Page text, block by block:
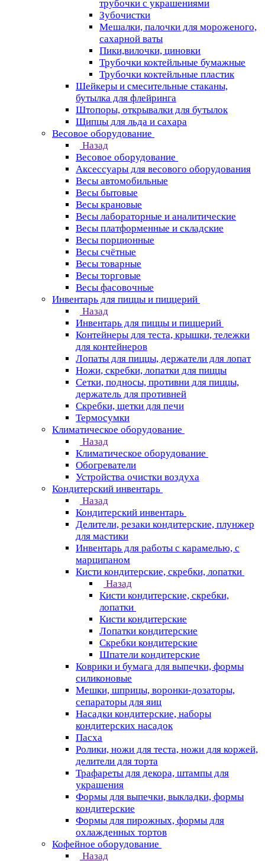
трубочки с украшениями
Зубочистки
Мешалки, палочки для мороженого,
сахарной ваты
Пики,вилочки, циновки
Трубочки коктейльные бумажные
Трубочки коктейльные пластик
Шейкеры и смесительные стаканы,
бутылка для флейринга
Штопоры, открывалки для бутылок
Щипцы для льда и сахара
Весовое оборудование
Назад
Весовое оборудование
Аксессуары для весового оборудования
Весы автомобильные
Весы бытовые
Весы крановые
Весы лабораторные и аналитические
Весы платформенные и складские
Весы порционные
Весы счётные
Весы товарные
Весы торговые
Весы фасовочные
Инвентарь для пиццы и пиццерий
Назад
Инвентарь для пиццы и пиццерий
Контейнеры для теста, крышки, тележки
для контейнеров
Лопаты для пиццы, держатели для лопат
Ножи, скребки, лопатки для пиццы
Сетки, подносы, противни для пиццы,
держатель для противней
Скребки, щетки для печи
Термосумки
Климатическое оборудование
Назад
Климатическое оборудование
Обогреватели
Устройства очистки воздуха
Кондитерский инвентарь
Назад
Кондитерский инвентарь
Делители, резаки кондитерские, плунжер
для мастики
Инвентарь для работы с карамелью, с
марципаном
Кисти кондитерские, скребки, лопатки
Назад
Кисти кондитерские, скребки,
лопатки
Кисти кондитерские
Лопатки кондитерские
Скребки кондитерские
Шпатели кондитерские
Коврики и бумага для выпечки, формы
силиконовые
Мешки, шприцы, воронки-дозаторы,
сепараторы для яиц
Насадки кондитерские, наборы
кондитерских насадок
Пасха
Ролики, ножи для теста, ножи для коржей,
делители для торта
Трафареты для декора, штампы для
украшения
Формы для выпечки, выкладки, формы
кондитерские
Формы для пирожных, формы для
охлажденных тортов
Кофейное оборудование
Назад